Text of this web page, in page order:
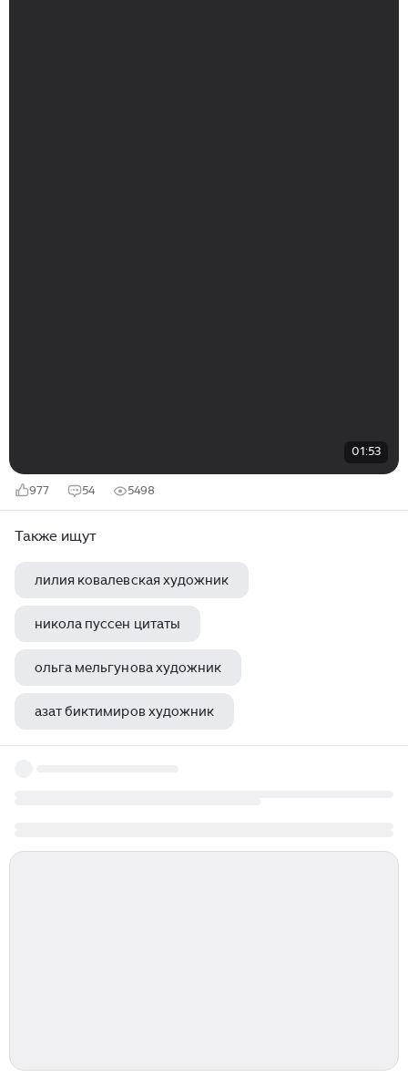
01:53
977 54 5498
Также ищут
лилия ковалевская художник
никола пуссен цитаты
ольга мельгунова художник
азат биктимиров художник